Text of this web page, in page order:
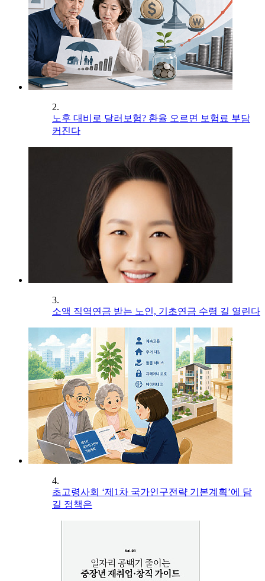
2.
노후 대비로 달러보험? 환율 오르면 보험료 부담
커진다
3.
소액 직역연금 받는 노인, 기초연금 수령 길 열린다
4.
초고령사회 ‘제1차 국가인구전략 기본계획’에 담
길 정책은